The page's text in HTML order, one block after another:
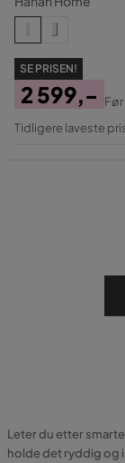
SE PRISEN!
Pris
2 599,-
Original
Før
Tidligere laveste
Leter du etter
holde det ryddig og i